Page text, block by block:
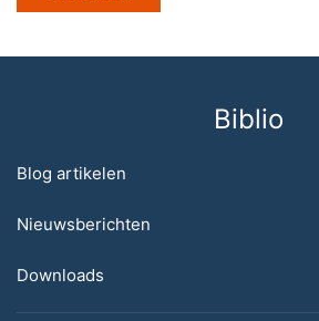
Biblio
Blog artikelen
Nieuwsberichten
Downloads